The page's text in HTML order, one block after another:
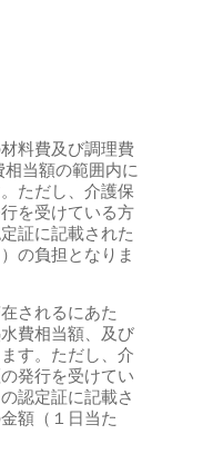
料費及び調理費
当額の範囲内に
ただし、介護保
を受けている方
証に記載された
の負担となりま
されるにあた
費相当額、及び
す。ただし、介
発行を受けてい
認定証に記載さ
額（１日当た